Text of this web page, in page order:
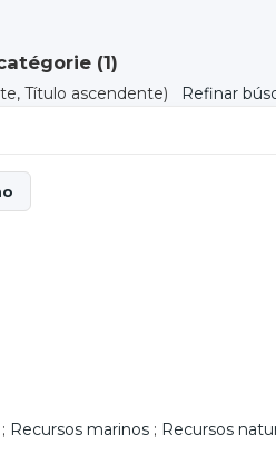
(1)
Título ascendente) Refinar
; Recursos marinos ; Recursos